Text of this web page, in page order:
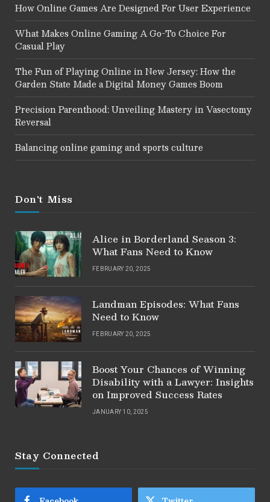
How Online Games Are Designed For User Experience
What Makes Online Gaming A Go-To Choice For
Casual Play
The Fun of Playing Online in New Jersey: How the
Garden State Made a Digital Money Games Boom
Precision Parenthood: Unveiling Mastery in Vasectomy
Reversal
Balancing online gaming and sports culture
Don't Miss
Alice in Borderland Season 3:
What Fans Need to Know
FEBRUARY 20, 2025
Landman Episodes: What Fans
Need to Know
FEBRUARY 20, 2025
Boost Your Chances of Winning
Disability with a Lawyer: Insights
on Improved Success Rates
JANUARY 10, 2025
Stay Connected